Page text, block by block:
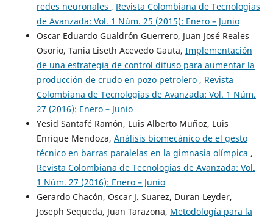
redes neuronales , Revista Colombiana de Tecnologias
de Avanzada: Vol. 1 Núm. 25 (2015): Enero – Junio
Oscar Eduardo Gualdrón Guerrero, Juan José Reales
Osorio, Tania Liseth Acevedo Gauta, Implementación
de una estrategia de control difuso para aumentar la
producción de crudo en pozo petrolero , Revista
Colombiana de Tecnologias de Avanzada: Vol. 1 Núm.
27 (2016): Enero – Junio
Yesid Santafé Ramón, Luis Alberto Muñoz, Luis
Enrique Mendoza, Análisis biomecánico de el gesto
técnico en barras paralelas en la gimnasia olímpica ,
Revista Colombiana de Tecnologias de Avanzada: Vol.
1 Núm. 27 (2016): Enero – Junio
Gerardo Chacón, Oscar J. Suarez, Duran Leyder,
Joseph Sequeda, Juan Tarazona, Metodología para la